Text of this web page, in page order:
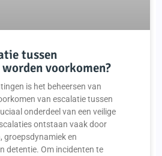
tussen
voorkomen?
is het beheersen van
van escalatie tussen
onderdeel van een veilige
ontstaan vaak door
groepsdynamiek en
detentie. Om incidenten te